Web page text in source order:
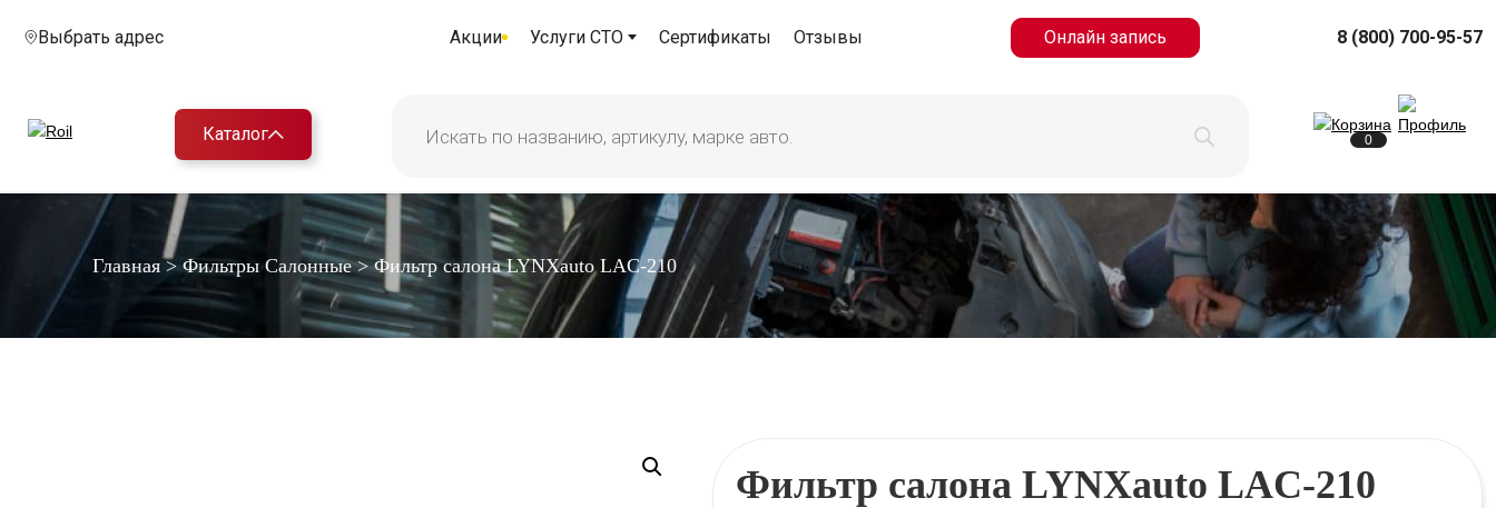
Выбрать адрес Акции Услуги СТО Сертификаты Отзывы Онлайн запись 8 (800) 700-95-57
Каталог 0
Главная> Фильтры Салонные>Фильтр салона LYNXauto LAC-210
Фильтр салона LYNXauto LAC-210